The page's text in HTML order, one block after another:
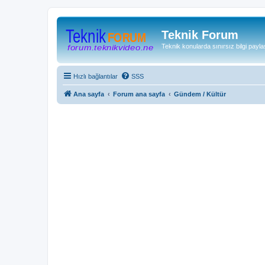
Teknik Forum
Teknik konularda sınırsız bilgi
Hızlı bağlantılar SSS
Ana sayfa Forum ana sayfa Gündem / Kültür